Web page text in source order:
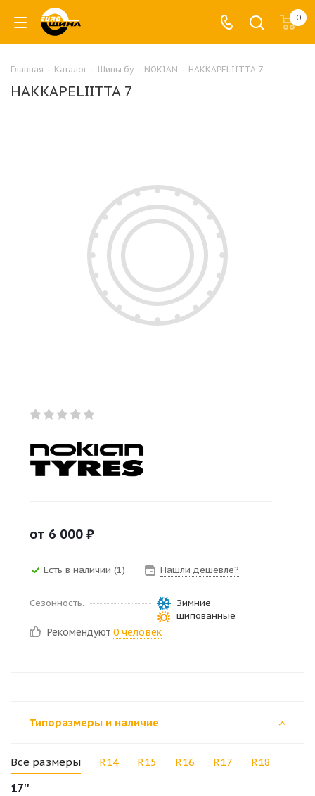
0
Главная - Каталог - Шины бу - NOKIAN - HAKKAPELIITTA 7
HAKKAPELIITTA 7
от 6 000 ₽
Есть в наличии (1) Нашли дешевле?
Сезонность.
Зимние
шипованные
Рекомендуют 0 человек
Типоразмеры и наличие
Все размеры R14 R15 R16 R17 R18
17''